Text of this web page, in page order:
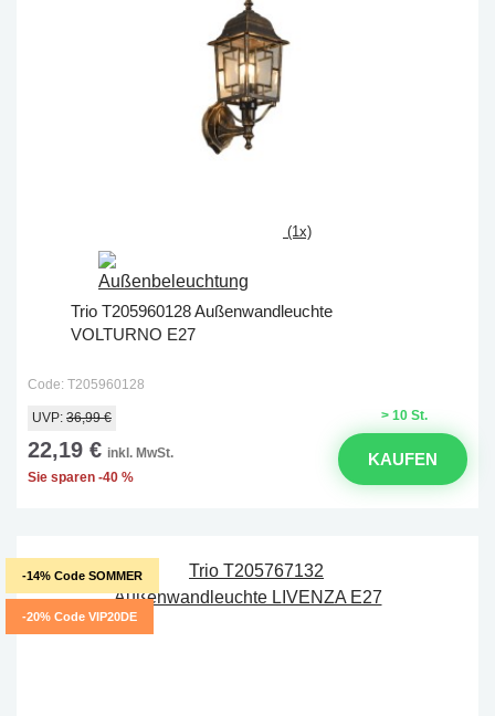
(1x)
Trio T205960128 Außenwandleuchte
VOLTURNO E27
Code: T205960128
> 10 St.
UVP: 36,99 €
22,19 € inkl. MwSt.
Sie sparen -40 %
KAUFEN
-14% Code SOMMER
-20% Code VIP20DE